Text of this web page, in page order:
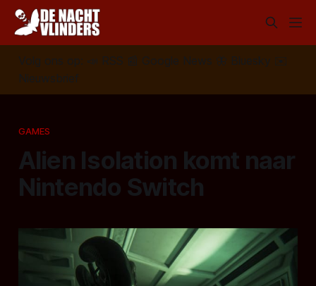
Volg ons op: 📣 RSS 📰 Google News 🦋 Bluesky
✉️
Nieuwsbrief
GAMES
Alien Isolation komt naar
Nintendo Switch